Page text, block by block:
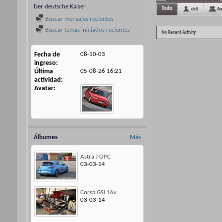
Der deutsche Kaiser
Buscar mensajes recientes
Buscar temas iniciados recientes
Fecha de
ingreso
08-10-03
Última
actividad
05-08-26 16:21
Avatar
Más
Álbumes
Astra J OPC
03-03-14
Corsa GSI 16v
03-03-14
Todo cicli
No Recent Activity